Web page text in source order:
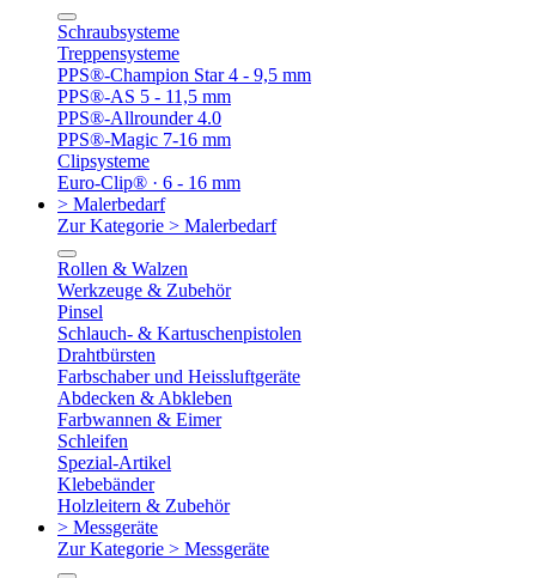
Schraubsysteme
Treppensysteme
PPS®-Champion Star 4 - 9,5 mm
PPS®-AS 5 - 11,5 mm
PPS®-Allrounder 4.0
PPS®-Magic 7-16 mm
Clipsysteme
Euro-Clip® · 6 - 16 mm
> Malerbedarf
Zur Kategorie > Malerbedarf
Rollen & Walzen
Werkzeuge & Zubehör
Pinsel
Schlauch- & Kartuschenpistolen
Drahtbürsten
Farbschaber und Heissluftgeräte
Abdecken & Abkleben
Farbwannen & Eimer
Schleifen
Spezial-Artikel
Klebebänder
Holzleitern & Zubehör
> Messgeräte
Zur Kategorie > Messgeräte